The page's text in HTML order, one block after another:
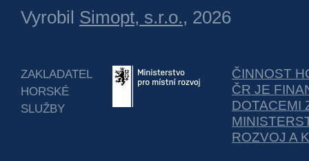
Vyrobil Simopt, s.r.o., 2026
ZAKLADATEL
HORSKÉ
SLUŽBY
ČINNOST
ČR JE
DOTACEMI
ROZVOJ A